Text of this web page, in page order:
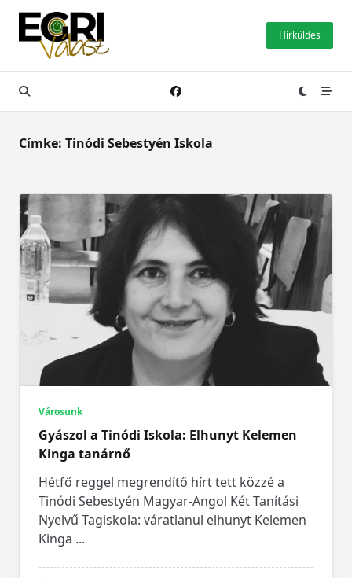
Skip
content
Hírküldés
Címke: Tinódi Sebestyén Iskola
Városunk
Gyászol a Tinódi Iskola: Elhunyt Kelemen
Kinga tanárnő
Hétfő reggel megrendítő hírt tett közzé a
Tinódi Sebestyén Magyar-Angol Két Tanítási
Nyelvű Tagiskola: váratlanul elhunyt Kelemen
Kinga ...